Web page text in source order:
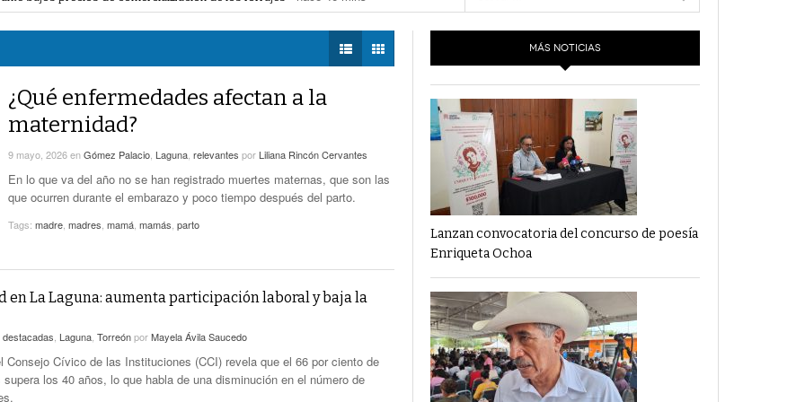
MARS Refrenda Sinergia Con Organismos
Empresariales
- hace 1 hora -
CCE Solicita Incluir En Presupuesto Agua
Carga Y Conectividad- hace 1 hora -
Donarán Parte De La Venta De Cup Cakes Al
TWEETS AND
Financiamiento’ Por PC29
‘La Laguna: Bomba De Tiempo Por Falta De
Planeación’ Por PC29
- 17 mayo, 2021
‘Las Corrupciones, Sus Formas Y Efectos’ Por
laborales. ‘Hacen ver a patrones como enemigos’, considera- hace 47 mins -
y actualizar padrón de personas sexoservidoras- hace 54 mins -
empresariales
¿Qué enfermedades afectan a la
maternidad?
9 mayo, 2026enGómez Palacio Laguna relevantes por Liliana Rincón Cervantes
En lo que va del año no se han registrado muertes maternas, que son las
que ocurren durante el embarazo y poco tiempo después del parto.
Tags: madre madres mamá mamás parto
en La Laguna: aumenta participación laboral y baja la
destacadas Laguna TorreónporMayela Ávila Saucedo
Consejo Cívico de las Instituciones (CCI) revela que el 66 por ciento de
los 40 años, lo que habla de una disminución en el número de
MÁS NOTICIAS
Lanzan convocatoria del concurso de poesía
Enriqueta Ochoa